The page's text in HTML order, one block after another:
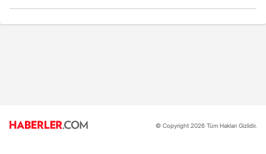
© Copyright 2026 Tüm Hakları Gizlidir.